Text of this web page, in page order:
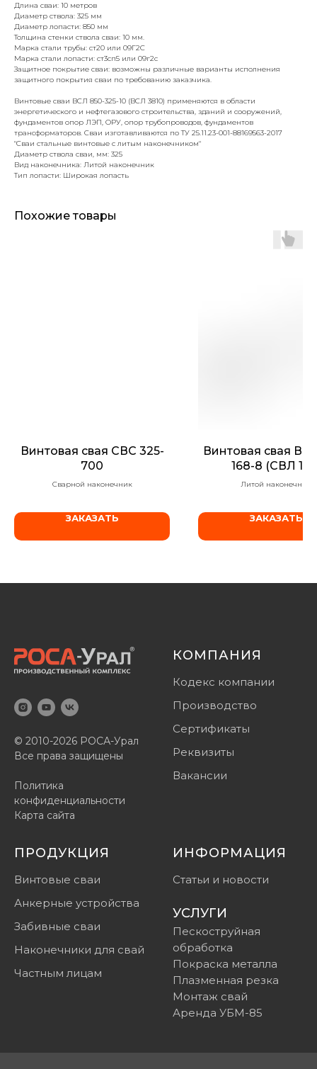
Длина сваи: 10 метров
Диаметр ствола: 325 мм
Диаметр лопасти: 850 мм
Толщина стенки ствола сваи: 10 мм.
Марка стали трубы: ст20 или 09Г2С
Марка стали лопасти: ст3сп5 или 09г2с
Защитное покрытие сваи: возможны различные варианты исполнения
защитного покрытия сваи по требованию заказчика.
Винтовые сваи ВСЛ 850-325-10 (ВСЛ 3810) применяются в области
энергетического и нефтегазового строительства, зданий и сооружений,
фундаментов опор ЛЭП, ОРУ, опор трубопроводов, фундаментов
трансформаторов. Сваи изготавливаются по ТУ 25.11.23-001-88169563-2017
"Сваи стальные винтовые с литым наконечником"
Диаметр ствола сваи, мм: 325
Вид наконечника: Литой наконечник
Тип лопасти: Широкая лопасть
Похожие товары
Винтовая свая СВС 325-
700
Сварной наконечник
ЗАКАЗАТЬ
Винтовая свая
168-8 (СВЛ
Литой наконечник
ЗАКАЗАТЬ
© 2010-2026 РОСА-Урал
Все права защищены
Политика
конфиденциальности
Карта сайта
КОМПАНИЯ
Кодекс компании
Производство
Сертификаты
Реквизиты
Вакансии
ПРОДУКЦИЯ
Винтовые сваи
Анкерные устройства
Забивные сваи
Наконечники для свай
Частным лицам
ИНФОРМАЦИЯ
Статьи и новости
УСЛУГИ
Пескоструйная
обработка
Покраска металла
Плазменная резка
Монтаж свай
Аренда УБМ-85